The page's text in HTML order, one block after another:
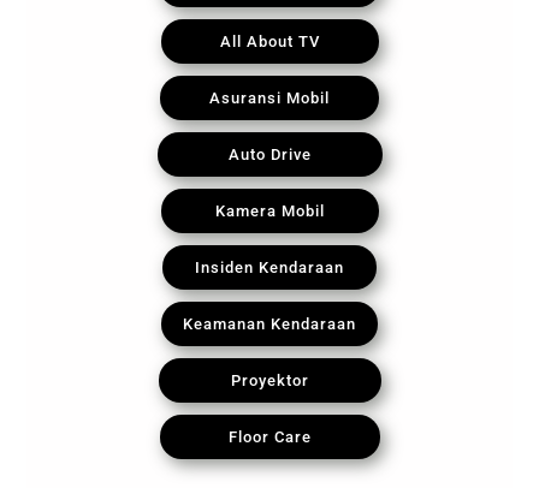
All About TV
Asuransi Mobil
Auto Drive
Kamera Mobil
Insiden Kendaraan
Keamanan Kendaraan
Proyektor
Floor Care